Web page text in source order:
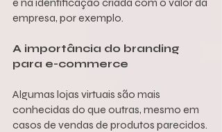
empresa, por exemplo.
A importância do branding
para e-commerce
Algumas lojas virtuais são mais
conhecidas do que outras, mesmo em
casos de vendas de produtos parecidos.